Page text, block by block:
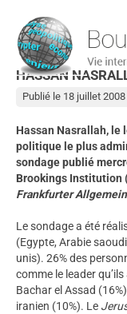
HASSAN
Publié le 18 juillet 2008
Hassan Nasrallah, le
politique le plus
sondage publié
Brookings Institution
Frankfurter
Le sondage a été
(Egypte, Arabie
unis). 26% des
comme le leader
Bachar el Assad
iranien (10%). Le